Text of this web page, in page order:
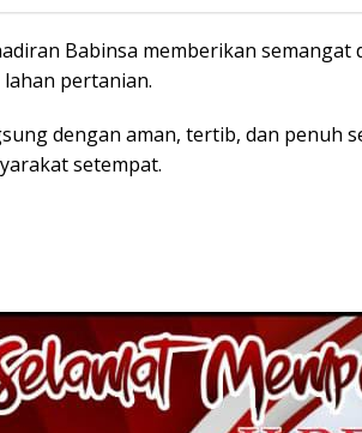
Babinsa memberikan semangat
pertanian.
dengan aman, tertib, dan penuh
setempat.